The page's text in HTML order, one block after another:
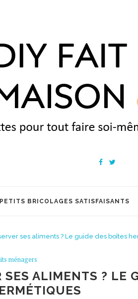
PETITS BRICOLAGES SATISFAISANTS
ses aliments ? Le guide des boîtes
ménagers
ALIMENTS ? LE